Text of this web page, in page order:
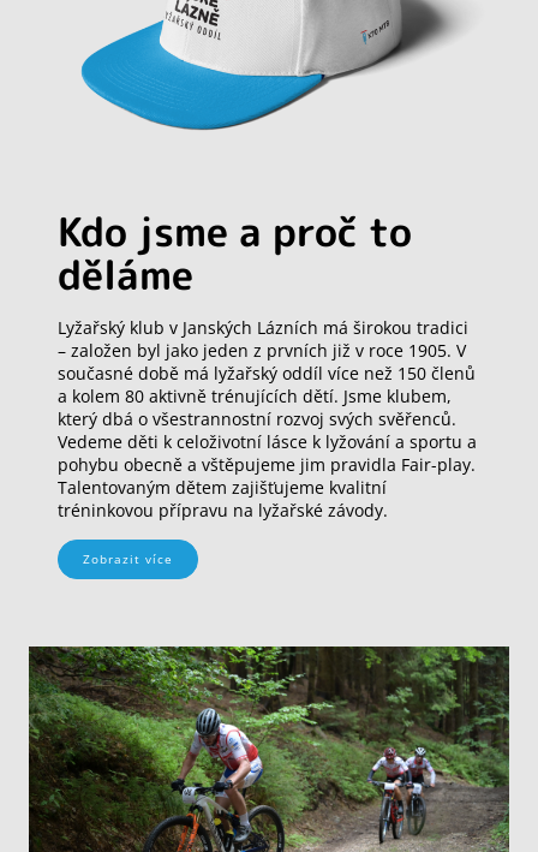
Kdo jsme a proč to
děláme
Lyžařský klub v Janských Lázních má širokou tradici
– založen byl jako jeden z prvních již v roce 1905. V
současné době má lyžařský oddíl více než 150 členů
a kolem 80 aktivně trénujících dětí. Jsme klubem,
který dbá o všestrannostní rozvoj svých svěřenců.
Vedeme děti k celoživotní lásce k lyžování a sportu a
pohybu obecně a vštěpujeme jim pravidla Fair-play.
Talentovaným dětem zajišťujeme kvalitní
tréninkovou přípravu na lyžařské závody.
Zobrazit více